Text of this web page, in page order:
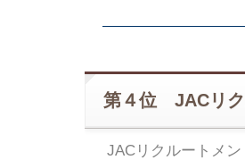
第４位 JACリク
JACリクルートメ